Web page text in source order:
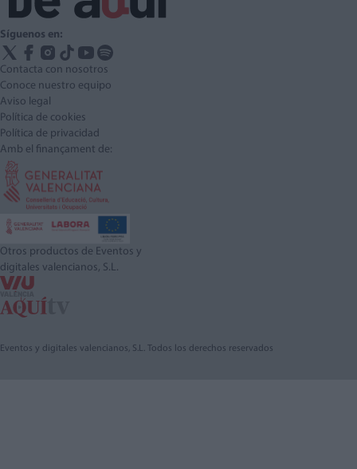
Síguenos en:
Contacta con nosotros
Conoce nuestro equipo
Aviso legal
Política de cookies
Política de privacidad
Amb el finançament de:
Otros productos de Eventos y
digitales valencianos, S.L.
Eventos y digitales valencianos, S.L. Todos los derechos reservados